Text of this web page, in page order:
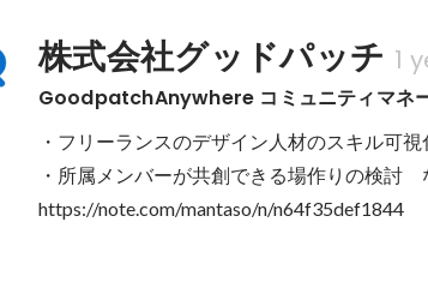
株式会社グッドパッチ 1
GoodpatchAnywhere コミュニティマネ
・フリーランスのデザイン人材のスキル可
・所属メンバーが共創できる場作りの検討　
https://note.com/mantaso/n/n64f35def1844